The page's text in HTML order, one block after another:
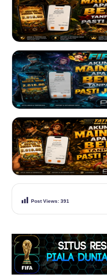
Post Views: 391